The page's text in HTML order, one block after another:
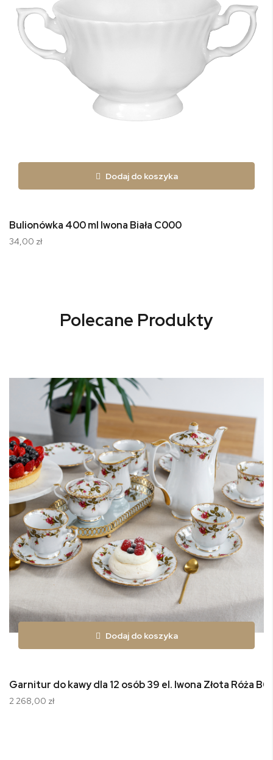
Dodaj do koszyka
Bulionówka 400 ml Iwona Biała C000
34,00 zł
Polecane Produkty
Dodaj do koszyka
Garnitur do kawy dla 12 osób 39 el. Iwona Złota Róża
2 268,00 zł